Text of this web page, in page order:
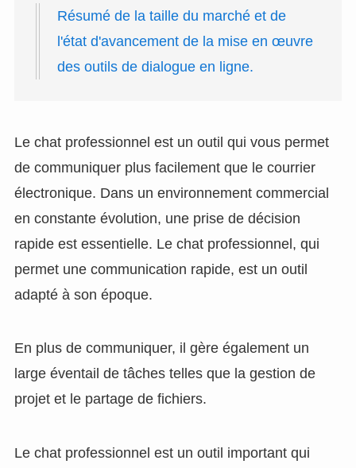
Résumé de la taille du marché et de
l'état d'avancement de la mise en œuvre
des outils de dialogue en ligne.
Le chat professionnel est un outil qui vous permet
de communiquer plus facilement que le courrier
électronique. Dans un environnement commercial
en constante évolution, une prise de décision
rapide est essentielle. Le chat professionnel, qui
permet une communication rapide, est un outil
adapté à son époque.
En plus de communiquer, il gère également un
large éventail de tâches telles que la gestion de
projet et le partage de fichiers.
Le chat professionnel est un outil important qui